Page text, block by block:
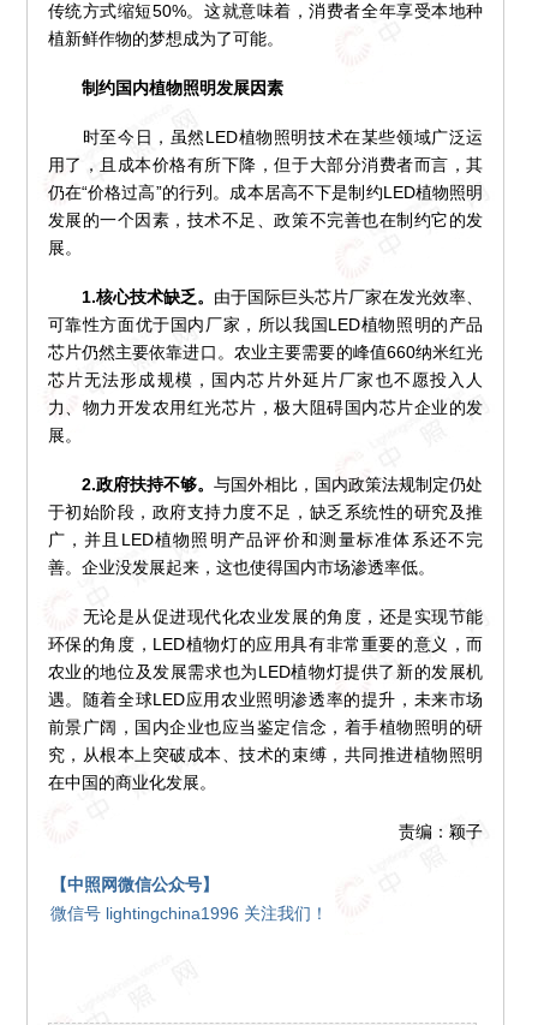
传统方式缩短50%。这就意味着，消费者全年享受本地种
植新鲜作物的梦想成为了可能。
制约国内植物照明发展因素
时至今日，虽然LED植物照明技术在某些领域广泛运
用了，且成本价格有所下降，但于大部分消费者而言，其
仍在“价格过高”的行列。成本居高不下是制约LED植物照明
发展的一个因素，技术不足、政策不完善也在制约它的发
展。
1.核心技术缺乏。 由于国际巨头芯片厂家在发光效率、
可靠性方面优于国内厂家，所以我国LED植物照明的产品
芯片仍然主要依靠进口。农业主要需要的峰值660纳米红光
芯片无法形成规模，国内芯片外延片厂家也不愿投入人
力、物力开发农用红光芯片，极大阻碍国内芯片企业的发
展。
2.政府扶持不够。 与国外相比，国内政策法规制定仍处
于初始阶段，政府支持力度不足，缺乏系统性的研究及推
广，并且LED植物照明产品评价和测量标准体系还不完
善。企业没发展起来，这也使得国内市场渗透率低。
无论是从促进现代化农业发展的角度，还是实现节能
环保的角度，LED植物灯的应用具有非常重要的意义，而
农业的地位及发展需求也为LED植物灯提供了新的发展机
遇。随着全球LED应用农业照明渗透率的提升，未来市场
前景广阔，国内企业也应当鉴定信念，着手植物照明的研
究，从根本上突破成本、技术的束缚，共同推进植物照明
在中国的商业化发展。
责编：颖子
【中照网微信公众号】
微信号 lightingchina1996 关注我们！